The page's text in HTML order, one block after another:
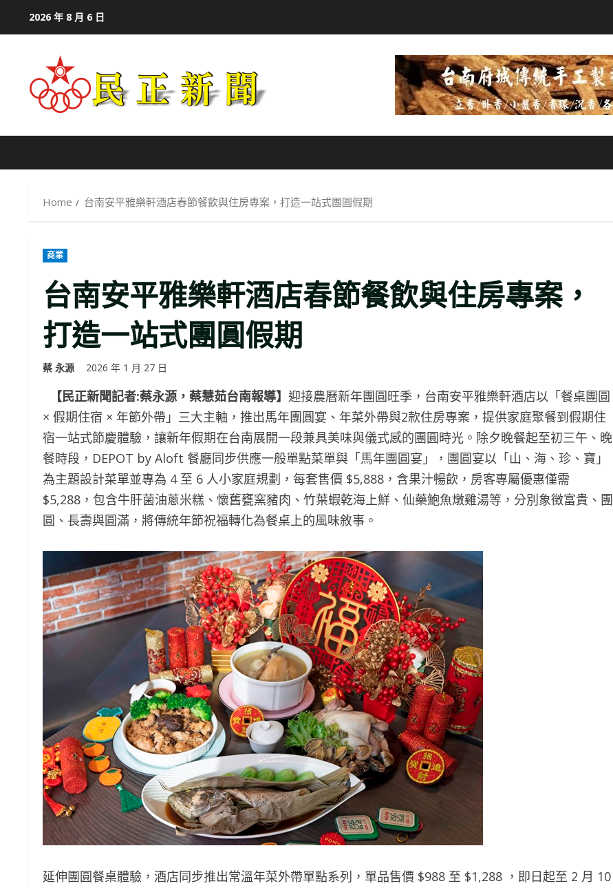
2026 年 8 月 6 日
Home 台南安平雅樂軒酒店春節餐飲與住房專案，打造一站式團圓假期
商業
台南安平雅樂軒酒店春節餐飲與住房專案，
打造一站式團圓假期
蔡 永源 2026 年 1 月 27 日
【民正新聞記者:蔡永源，蔡慧茹台南報導】 迎接農曆新年團圓旺季，台南安平雅樂軒酒店以「餐桌團圓
× 假期住宿 × 年節外帶」三大主軸，推出馬年團圓宴、年菜外帶與2款住房專案，提供家庭聚餐到假期住
宿一站式節慶體驗，讓新年假期在台南展開一段兼具美味與儀式感的團圓時光。除夕晚餐起至初三午、晚
餐時段，DEPOT by Aloft 餐廳同步供應一般單點菜單與「馬年團圓宴」，團圓宴以「山、海、珍、寶」
為主題設計菜單並專為 4 至 6 人小家庭規劃，每套售價 $5,888，含果汁暢飲，房客專屬優惠僅需
$5,288，包含牛肝菌油蔥米糕、懷舊甕窯豬肉、竹葉蝦乾海上鮮、仙藥鮑魚燉雞湯等，分別象徵富貴、團
圓、長壽與圓滿，將傳統年節祝福轉化為餐桌上的風味敘事。
延伸團圓餐桌體驗，酒店同步推出常溫年菜外帶單點系列，單品售價 $988 至 $1,288 ，即日起至 2 月 10